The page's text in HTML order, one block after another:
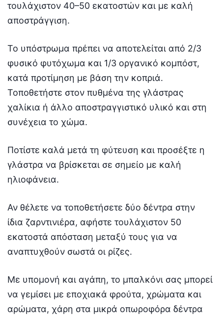
τουλάχιστον 40–50 εκατοστών και με καλή
αποστράγγιση.
Το υπόστρωμα πρέπει να αποτελείται από 2/3
φυσικό φυτόχωμα και 1/3 οργανικό κομπόστ,
κατά προτίμηση με βάση την κοπριά.
Τοποθετήστε στον πυθμένα της γλάστρας
χαλίκια ή άλλο αποστραγγιστικό υλικό και στη
συνέχεια το χώμα.
Ποτίστε καλά μετά τη φύτευση και προσέξτε η
γλάστρα να βρίσκεται σε σημείο με καλή
ηλιοφάνεια.
Αν θέλετε να τοποθετήσετε δύο δέντρα στην
ίδια ζαρντινιέρα, αφήστε τουλάχιστον 50
εκατοστά απόσταση μεταξύ τους για να
αναπτυχθούν σωστά οι ρίζες.
Με υπομονή και αγάπη, το μπαλκόνι σας μπορεί
να γεμίσει με εποχιακά φρούτα, χρώματα και
αρώματα, χάρη στα μικρά οπωροφόρα δέντρα